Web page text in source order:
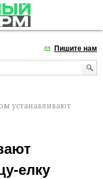
Пишите нам
устанавливают
елку